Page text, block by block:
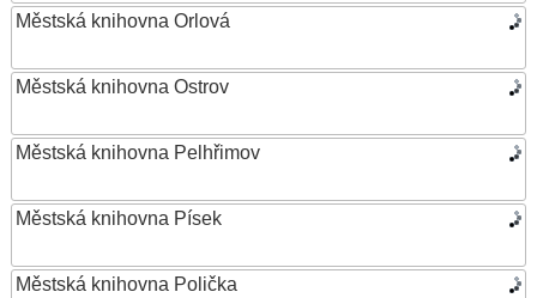
Městská knihovna Orlová
Městská knihovna Ostrov
Městská knihovna Pelhřimov
Městská knihovna Písek
Městská knihovna Polička